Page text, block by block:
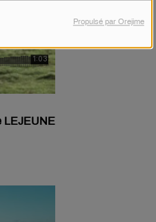
Propulsé par Orejime
LEJEUNE